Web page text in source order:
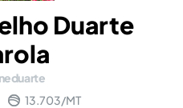
Duarte
13.703/MT